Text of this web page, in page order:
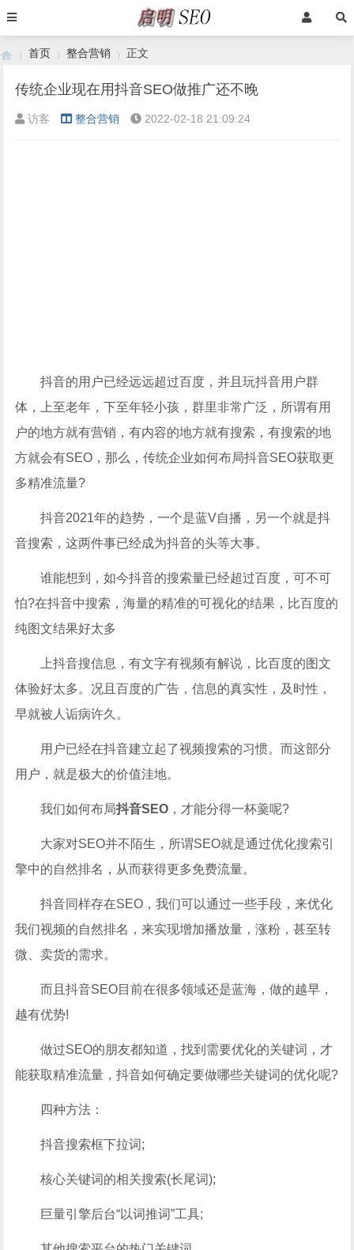
›
首页 整合营销
›
正文
传统企业现在用抖音SEO做推广还不晚
访客 整合营销 2022-02-18 21:09:24
抖音的用户已经远远超过百度，并且玩抖音用户群
体，上至老年，下至年轻小孩，群里非常广泛，所谓有用
户的地方就有营销，有内容的地方就有搜索，有搜索的地
方就会有SEO，那么，传统企业如何布局抖音SEO获取更
多精准流量?
抖音2021年的趋势，一个是蓝V自播，另一个就是抖
音搜索，这两件事已经成为抖音的头等大事。
谁能想到，如今抖音的搜索量已经超过百度，可不可
怕?在抖音中搜索，海量的精准的可视化的结果，比百度的
纯图文结果好太多
上抖音搜信息，有文字有视频有解说，比百度的图文
体验好太多。况且百度的广告，信息的真实性，及时性，
早就被人诟病许久。
用户已经在抖音建立起了视频搜索的习惯。而这部分
用户，就是极大的价值洼地。
我们如何布局抖音SEO ，才能分得一杯羹呢?
大家对SEO并不陌生，所谓SEO就是通过优化搜索引
擎中的自然排名，从而获得更多免费流量。
抖音同样存在SEO，我们可以通过一些手段，来优化
我们视频的自然排名，来实现增加播放量，涨粉，甚至转
微、卖货的需求。
而且抖音SEO目前在很多领域还是蓝海，做的越早，
越有优势!
做过SEO的朋友都知道，找到需要优化的关键词，才
能获取精准流量，抖音如何确定要做哪些关键词的优化呢?
四种方法：
抖音搜索框下拉词;
核心关键词的相关搜索(长尾词);
巨量引擎后台“以词推词”工具;